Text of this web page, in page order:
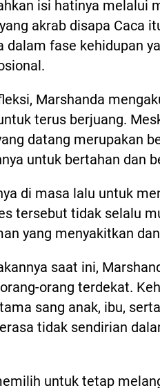
isi hatinya melalui
akrab disapa Caca
dalam fase kehidupan
Marshanda
terus berjuang.
datang merupakan
untuk bertahan dan
di masa lalu untuk
tersebut tidak selalu
yang menyakitkan
saat ini,
orang terdekat.
sang anak, ibu,
tidak sendirian
untuk tetap